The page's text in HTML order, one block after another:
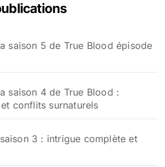
saison 5 de True Blood épisode
saison 4 de True Blood :
conflits surnaturels
3 : intrigue complète et